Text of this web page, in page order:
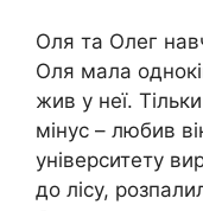
Оля та Олег
Оля мала
жив у неї.
мінус – любив
університету
до лісу,